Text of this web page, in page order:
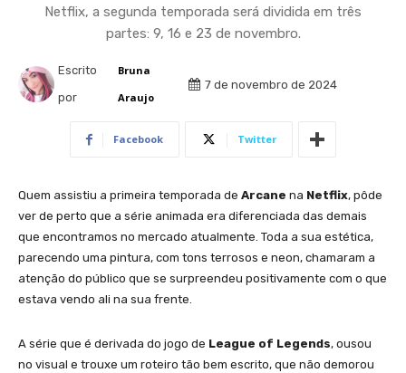
Netflix, a segunda temporada será dividida em três
partes: 9, 16 e 23 de novembro.
Escrito
por
Bruna
Araujo
7 de novembro de 2024
Facebook Twitter
Quem assistiu a primeira temporada de Arcane na Netflix, pôde
ver de perto que a série animada era diferenciada das demais
que encontramos no mercado atualmente. Toda a sua estética,
parecendo uma pintura, com tons terrosos e neon, chamaram a
atenção do público que se surpreendeu positivamente com o que
estava vendo ali na sua frente.
A série que é derivada do jogo de League of Legends, ousou
no visual e trouxe um roteiro tão bem escrito, que não demorou